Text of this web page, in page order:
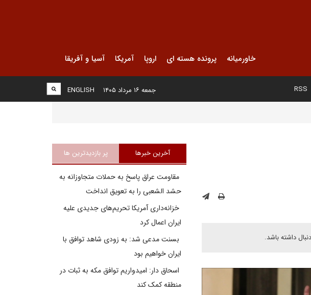
خاورمیانه پرونده هسته ای اروپا آمریکا آسیا و آفریقا
RSS
ENGLISH جمعه ۱۶ مرداد ۱۴۰۵
داشته باشد.
آخرین خبرها پر بازدیدترین ها
مقاومت عراق پاسخ به حملات متجاوزانه به
حشد الشعبی را به تعویق انداخت
خزانه‌داری آمریکا تحریم‌های جدیدی علیه
ایران اعمال کرد
بسنت مدعی شد: به زودی شاهد توافق با
ایران خواهیم بود
اسحاق دار: امیدواریم توافق مکه به ثبات در
منطقه کمک کند